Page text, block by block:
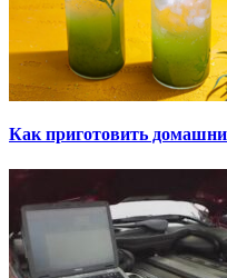
Как приготовить